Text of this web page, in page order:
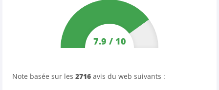
7.9 / 10
Note basée sur les 2716 avis du web suivants :